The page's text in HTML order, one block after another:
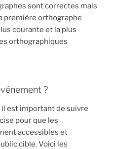
sont correctes mais
première orthographe
courante et la plus
orthographiques
?
est important de suivre
pour que les
accessibles et
cible. Voici les